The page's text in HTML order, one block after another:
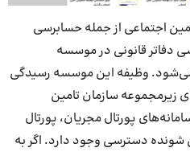
اجتماعی از جمله حسابرسی
دفاتر قانونی در موسسه
وظیفه این موسسه رسیدگی
زیرمجموعه سازمان تامین
پورتال مجریان، پورتال
دسترسی وجود دارد. اگر به